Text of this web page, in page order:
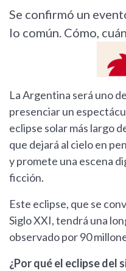
Se confirmó un
lo común. Cómo,
La Argentina será uno
presenciar un
eclipse solar más largo
que dejará al cielo en
y promete una escena
ficción.
Este eclipse, que se
Siglo XXI, tendrá una
observado por 90
¿Por qué el eclipse del